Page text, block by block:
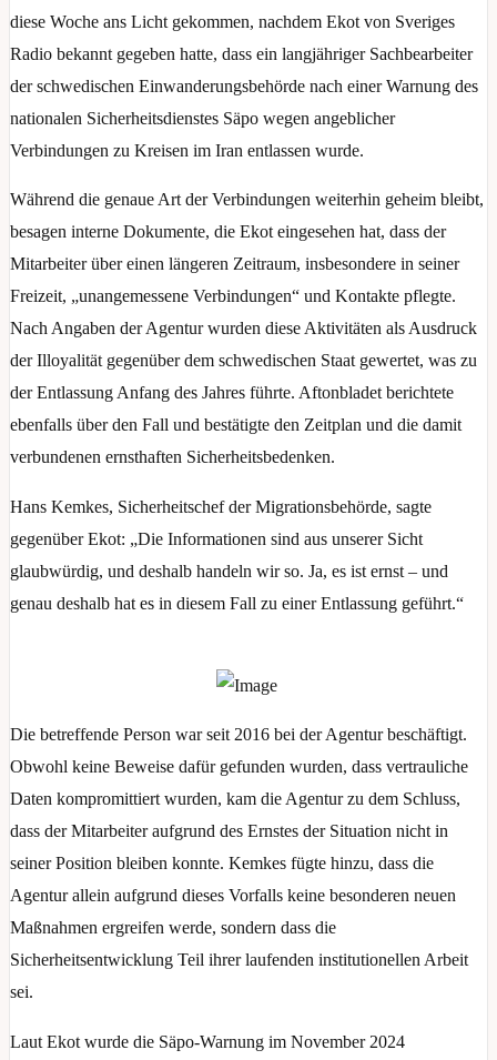
diese Woche ans Licht gekommen, nachdem Ekot von Sveriges
Radio bekannt gegeben hatte, dass ein langjähriger Sachbearbeiter
der schwedischen Einwanderungsbehörde nach einer Warnung des
nationalen Sicherheitsdienstes Säpo wegen angeblicher
Verbindungen zu Kreisen im Iran entlassen wurde.
Während die genaue Art der Verbindungen weiterhin geheim bleibt,
besagen interne Dokumente, die Ekot eingesehen hat, dass der
Mitarbeiter über einen längeren Zeitraum, insbesondere in seiner
Freizeit, „unangemessene Verbindungen“ und Kontakte pflegte.
Nach Angaben der Agentur wurden diese Aktivitäten als Ausdruck
der Illoyalität gegenüber dem schwedischen Staat gewertet, was zu
der Entlassung Anfang des Jahres führte. Aftonbladet berichtete
ebenfalls über den Fall und bestätigte den Zeitplan und die damit
verbundenen ernsthaften Sicherheitsbedenken.
Hans Kemkes, Sicherheitschef der Migrationsbehörde, sagte
gegenüber Ekot: „Die Informationen sind aus unserer Sicht
glaubwürdig, und deshalb handeln wir so. Ja, es ist ernst – und
genau deshalb hat es in diesem Fall zu einer Entlassung geführt.“
Die betreffende Person war seit 2016 bei der Agentur beschäftigt.
Obwohl keine Beweise dafür gefunden wurden, dass vertrauliche
Daten kompromittiert wurden, kam die Agentur zu dem Schluss,
dass der Mitarbeiter aufgrund des Ernstes der Situation nicht in
seiner Position bleiben konnte. Kemkes fügte hinzu, dass die
Agentur allein aufgrund dieses Vorfalls keine besonderen neuen
Maßnahmen ergreifen werde, sondern dass die
Sicherheitsentwicklung Teil ihrer laufenden institutionellen Arbeit
sei.
Laut Ekot wurde die Säpo-Warnung im November 2024